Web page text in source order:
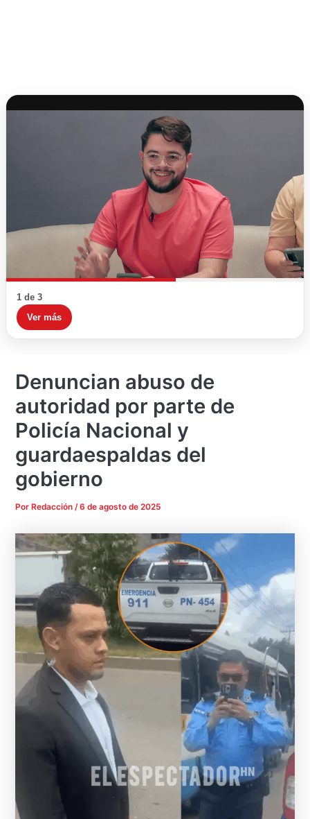
1 de 3
Ver más
Denuncian abuso de
autoridad por parte de
Policía Nacional y
guardaespaldas del
gobierno
Por Redacción/6 de agosto de 2025